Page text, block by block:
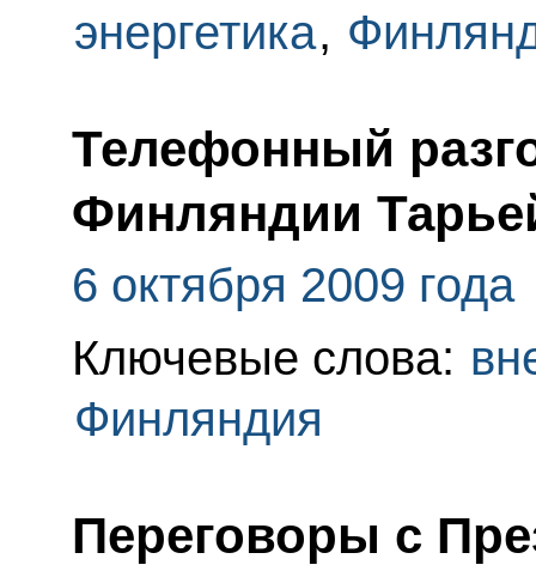
энергетика,
Телефонный
Финляндии
6 октября 2009 года
Ключевые слова:
Финляндия
Переговоры с